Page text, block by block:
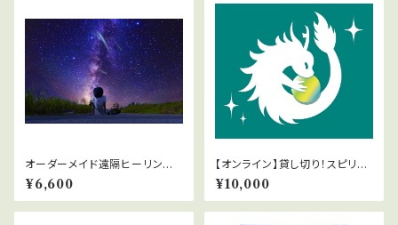
オーダーメイド遠隔ヒーリング
【60分】
¥6,600
【オンライン】貸し切り！スピリチ
ュアルカウンセリング
¥10,000